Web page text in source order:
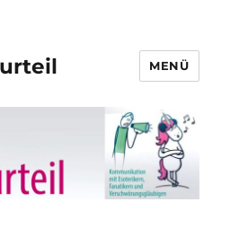
MENÜ